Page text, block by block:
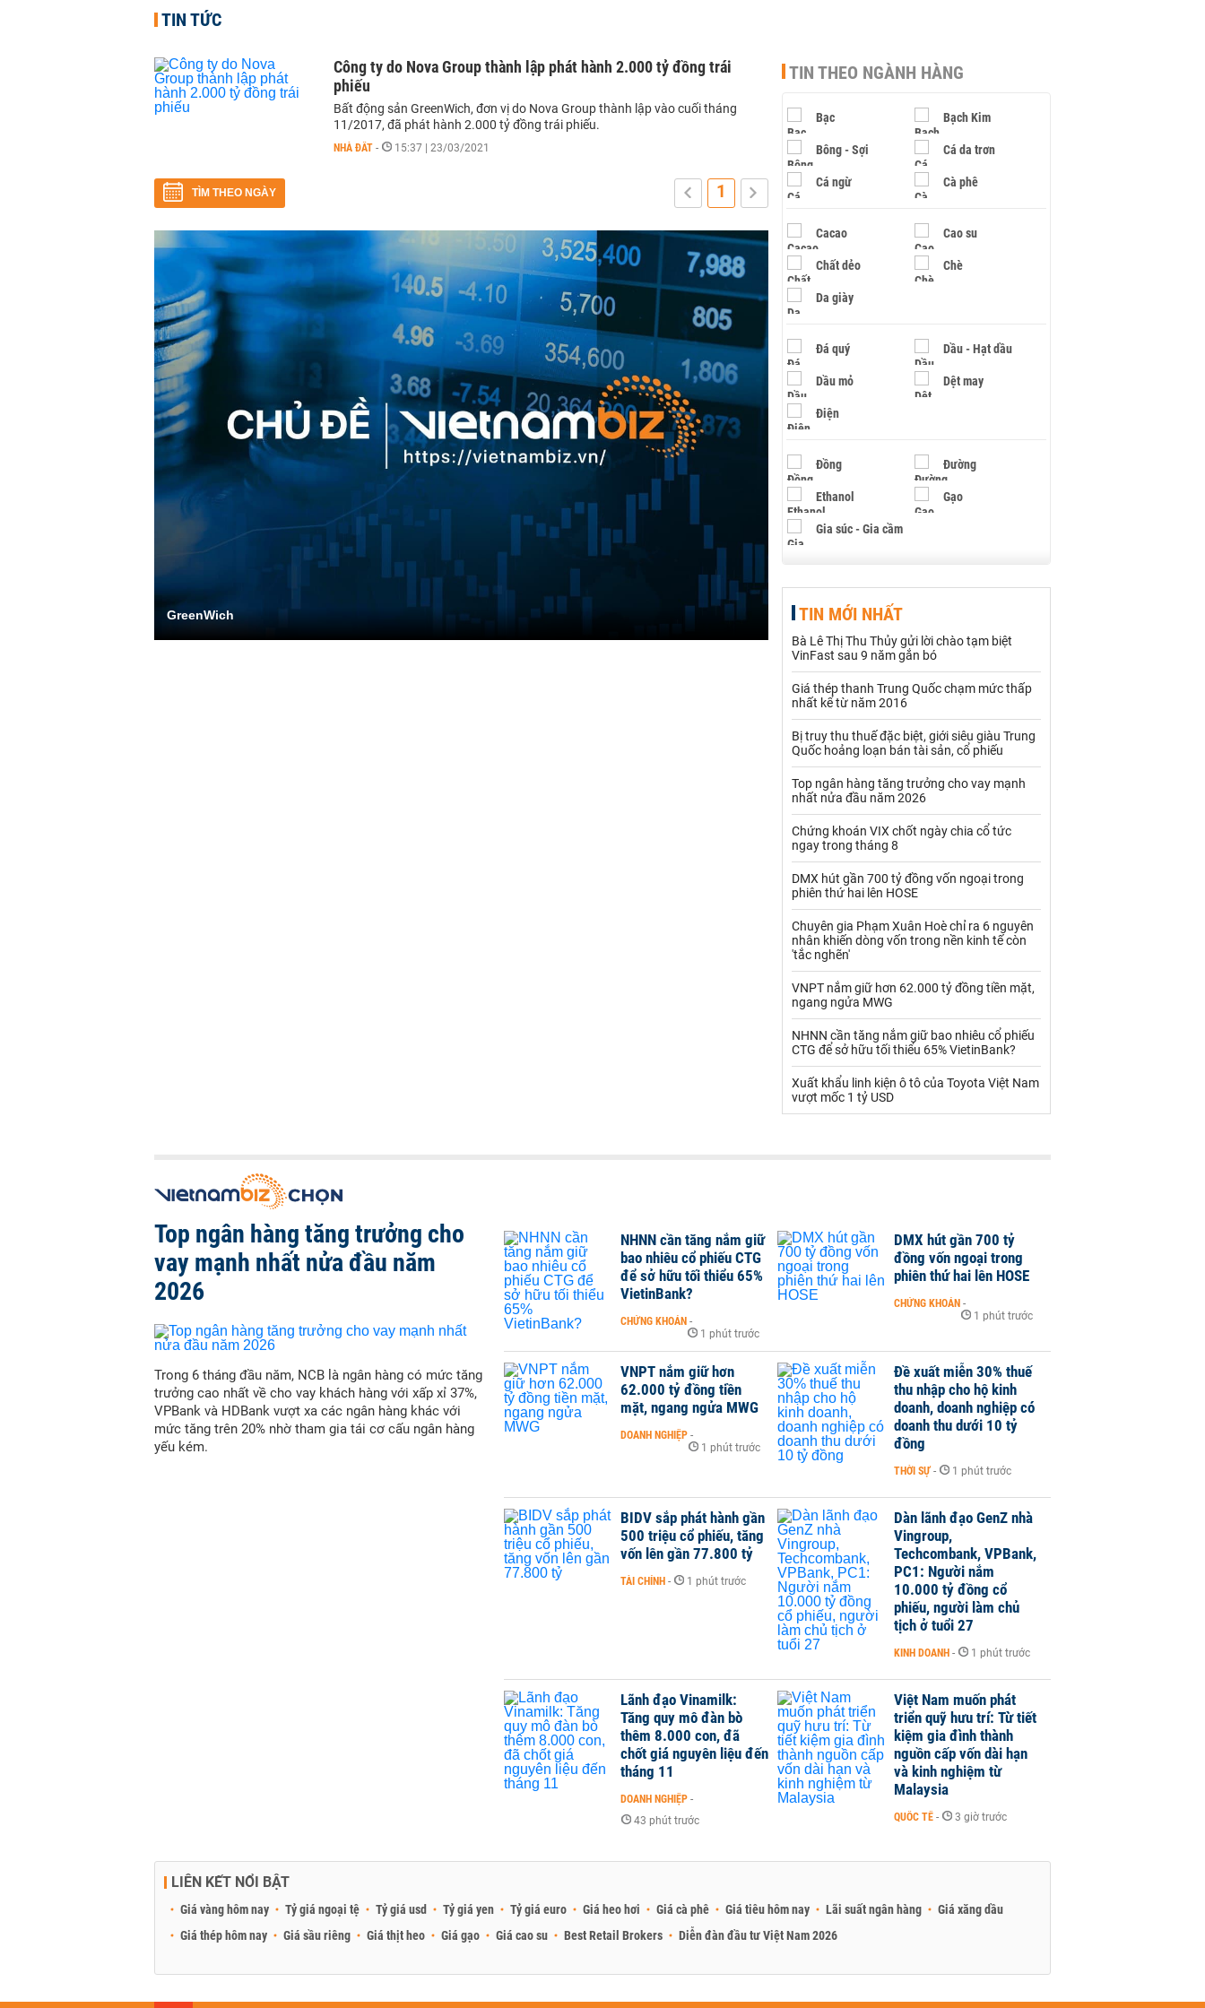
TIN TỨC
Công ty do Nova Group thành lập phát hành 2.000 tỷ đồng trái
phiếu
Bất động sản GreenWich, đơn vị do Nova Group thành lập vào cuối tháng
11/2017, đã phát hành 2.000 tỷ đồng trái phiếu.
NHÀ ĐẤT - 15:37 | 23/03/2021
TÌM THEO NGÀY 1
GreenWich
TIN THEO NGÀNH HÀNG
Bạc Bạch Kim
Bông - Sợi Cá da trơn
Cá ngừ Cà phê
Cacao Cao su
Chất dẻo Chè
Da giày
Đá quý Dầu - Hạt dầu
Dầu mỏ Dệt may
Điện
Đồng Đường
Ethanol Gạo
Gia súc - Gia cầm
Hạt điều
Khí đốt
Kim loại khác Mắc ca
Muối Ngũ cốc
Nhựa - Hạt nhựa
Palladium Phân bón
Rau - Củ -Quả
Sữa
Than Thức ăn chăn nuôi
Thủy hải sản khác
Vàng
VLXD khác Xăng dầu
Xi măng - Clynker
TIN MỚI NHẤT
Bà Lê Thị Thu Thủy gửi lời chào tạm biệt
VinFast sau 9 năm gắn bó
Giá thép thanh Trung Quốc chạm mức thấp
nhất kể từ năm 2016
Bị truy thu thuế đặc biệt, giới siêu giàu Trung
Quốc hoảng loạn bán tài sản, cổ phiếu
Top ngân hàng tăng trưởng cho vay mạnh
nhất nửa đầu năm 2026
Chứng khoán VIX chốt ngày chia cổ tức
ngay trong tháng 8
DMX hút gần 700 tỷ đồng vốn ngoại trong
phiên thứ hai lên HOSE
Chuyên gia Phạm Xuân Hoè chỉ ra 6 nguyên
nhân khiến dòng vốn trong nền kinh tế còn
'tắc nghẽn'
VNPT nắm giữ hơn 62.000 tỷ đồng tiền mặt,
ngang ngửa MWG
NHNN cần tăng nắm giữ bao nhiêu cổ phiếu
CTG để sở hữu tối thiểu 65% VietinBank?
Xuất khẩu linh kiện ô tô của Toyota Việt Nam
vượt mốc 1 tỷ USD
Top ngân hàng tăng trưởng cho
vay mạnh nhất nửa đầu năm
2026
Trong 6 tháng đầu năm, NCB là ngân hàng có mức tăng
trưởng cao nhất về cho vay khách hàng với xấp xỉ 37%,
VPBank và HDBank vượt xa các ngân hàng khác với
mức tăng trên 20% nhờ tham gia tái cơ cấu ngân hàng
yếu kém.
NHNN cần tăng nắm giữ
bao nhiêu cổ phiếu CTG
để sở hữu tối thiểu 65%
VietinBank?
CHỨNG KHOÁN -
1 phút trước
DMX hút gần 700 tỷ
đồng vốn ngoại trong
phiên thứ hai lên HOSE
CHỨNG KHOÁN -
1 phút trước
VNPT nắm giữ hơn
62.000 tỷ đồng tiền
mặt, ngang ngửa MWG
DOANH NGHIỆP -
1 phút trước
Đề xuất miễn 30% thuế
thu nhập cho hộ kinh
doanh, doanh nghiệp có
doanh thu dưới 10 tỷ
đồng
THỜI SỰ - 1 phút trước
BIDV sắp phát hành gần
500 triệu cổ phiếu, tăng
vốn lên gần 77.800 tỷ
TÀI CHÍNH - 1 phút trước
Dàn lãnh đạo GenZ nhà
Vingroup,
Techcombank, VPBank,
PC1: Người nắm
10.000 tỷ đồng cổ
phiếu, người làm chủ
tịch ở tuổi 27
KINH DOANH - 1 phút trước
Lãnh đạo Vinamilk:
Tăng quy mô đàn bò
thêm 8.000 con, đã
chốt giá nguyên liệu đến
tháng 11
DOANH NGHIỆP -
43 phút trước
Việt Nam muốn phát
triển quỹ hưu trí: Từ tiết
kiệm gia đình thành
nguồn cấp vốn dài hạn
và kinh nghiệm từ
Malaysia
QUỐC TẾ - 3 giờ trước
LIÊN KẾT NỔI BẬT
Giá vàng hôm nay Tỷ giá ngoại tệ Tỷ giá usd Tỷ giá yen Tỷ giá euro Giá heo hơi Giá cà phê Giá tiêu hôm nay Lãi suất ngân hàng
Giá xăng dầu
Giá thép hôm nay
Giá sầu riêng Giá thịt heo Giá gạo Giá cao su Best Retail Brokers Diễn đàn đầu tư Việt Nam 2026